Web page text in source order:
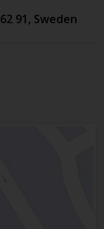
91, Sweden